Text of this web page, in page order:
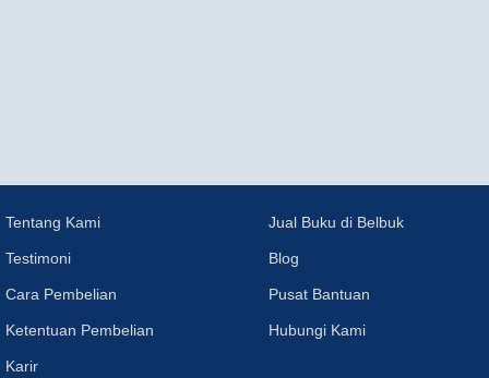
Tentang Kami
Testimoni
Cara Pembelian
Ketentuan Pembelian
Karir
Jual Buku di Belbuk
Blog
Pusat Bantuan
Hubungi Kami